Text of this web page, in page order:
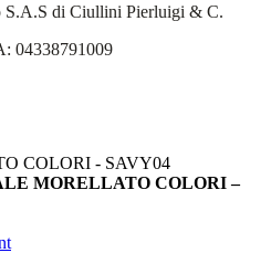
di Ciullini Pierluigi & C.
04338791009
MORELLATO COLORI –